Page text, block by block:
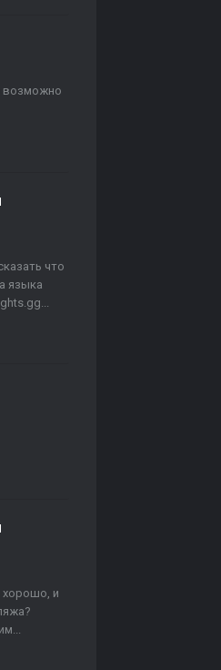
возможно
что
языка
хорошо, и